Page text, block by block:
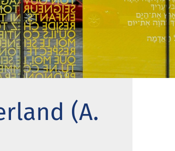
Familiengottesdienst
Konfirmandenunterricht
Ratzeburg
Gemeindeblatt
(A.